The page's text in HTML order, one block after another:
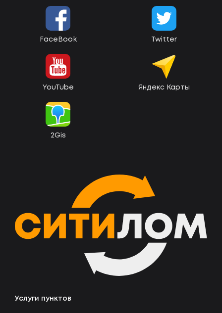
FaceBook Twitter
YouTube Яндекс Карты
2Gis
Услуги пунктов